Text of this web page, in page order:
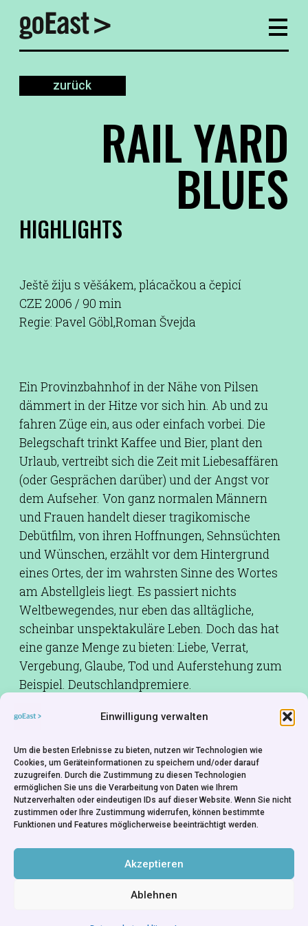
Einwilligung verwalten
Um die besten Erlebnisse zu bieten, nutzen wir Technologien wie
Cookies, um Geräteinformationen zu speichern und/oder darauf
zuzugreifen. Durch die Zustimmung zu diesen Technologien
ermöglichen Sie uns die Verarbeitung von Daten wie Ihrem
Nutzerverhalten oder eindeutigen IDs auf dieser Website. Wenn Sie nicht
zustimmen oder Ihre Zustimmung widerrufen, können bestimmte
Funktionen und Features möglicherweise beeinträchtigt werden.
Akzeptieren
Ablehnen
zurück
RAIL YARD
BLUES
HIGHLIGHTS
Ještě žiju s věšákem, plácačkou a čepicí
CZE 2006 / 90 min
Regie: Pavel Göbl,Roman Švejda
Ein Provinzbahnhof in der Nähe von Pilsen
dämmert in der Hitze vor sich hin. Ab und zu
fahren Züge ein, aus oder einfach vorbei. Die
Belegschaft trinkt Kaffee und Bier, plant den
Urlaub, vertreibt sich die Zeit mit Liebesaffären
(oder Gesprächen darüber) und der Angst vor
dem Aufseher. Von ganz normalen Männern
und Frauen handelt dieser tragikomische
Debütfilm, von ihren Hoffnungen, Sehnsüchten
und Wünschen, erzählt vor dem Hintergrund
eines Ortes, der im wahrsten Sinne des Wortes
am Abstellgleis liegt. Es passiert nichts
Weltbewegendes, nur eben das alltägliche,
scheinbar unspektakuläre Leben. Doch das hat
eine ganze Menge zu bieten: Liebe, Verrat,
Vergebung, Glaube, Tod und Auferstehung zum
Beispiel. Deutschlandpremiere.
Drehbuch:
Rene Levinsky,Roman Švejda,Pavel
Kamera:Jan Horáček
Besetzung:Jiří Vymetal,Igor Chmela,Petra
Beoková
Produktion:Jiří Konečný
endorfilm - Prag